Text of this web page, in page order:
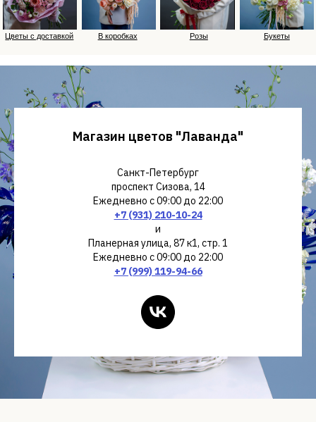
Магазин цветов "Лаванда"
Санкт-Петербург
проспект Сизова, 14
Ежедневно с 09:00 до 22:00
+7 (931) 210-10-24
и
Планерная улица, 87 к1, стр. 1
Ежедневно с 09:00 до 22:00
+7 (999) 119-94-66